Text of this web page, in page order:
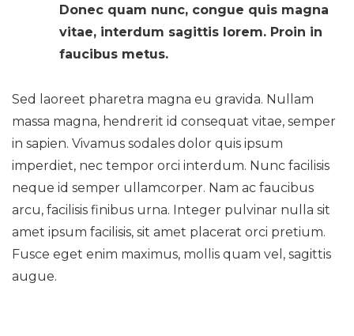
Donec quam nunc, congue quis magna
vitae, interdum sagittis lorem. Proin in
faucibus metus.
Sed laoreet pharetra magna eu gravida. Nullam
massa magna, hendrerit id consequat vitae, semper
in sapien. Vivamus sodales dolor quis ipsum
imperdiet, nec tempor orci interdum. Nunc facilisis
neque id semper ullamcorper. Nam ac faucibus
arcu, facilisis finibus urna. Integer pulvinar nulla sit
amet ipsum facilisis, sit amet placerat orci pretium.
Fusce eget enim maximus, mollis quam vel, sagittis
augue.